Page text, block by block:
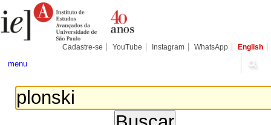
para
conteúdo.
Pessoais
Cadastre-se YouTube Instagram WhatsApp English
menu